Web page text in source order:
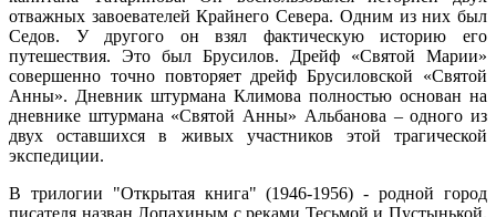
отважных завоевателей Крайнего Севера. Одним из них был
Седов. У другого он взял фактическую историю его
путешествия. Это был Брусилов. Дрейф «Святой Марии»
совершенно точно повторяет дрейф Брусиловской «Святой
Анны». Дневник штурмана Климова полностью основан на
дневнике штурмана «Святой Анны» Альбанова – одного из
двух оставшихся в живых участников этой трагической
экспедиции.
В трилогии "Открытая книга" (1946-1956) - родной город